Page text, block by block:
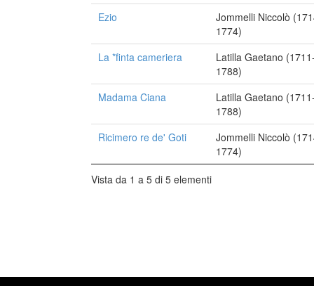
Ezio
Jommelli Niccolò
1774)
La *finta cameriera
Latilla Gaetano
1788)
Madama Ciana
Latilla Gaetano
1788)
Ricimero re de' Goti
Jommelli Niccolò
1774)
Vista da 1 a 5 di 5 elementi